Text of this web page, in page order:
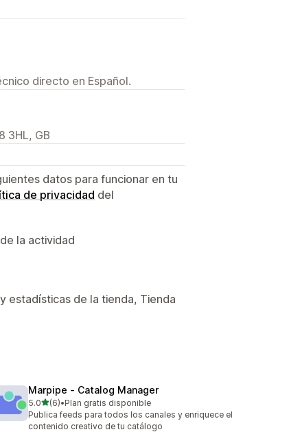
directo en Español.
3HL, GB
datos para funcionar en tu
de privacidad del
la actividad
estadísticas de la tienda, Tienda
Marpipe ‑ Catalog Manager
5.0de 5 estrellas
(6)
6 reseñas en total
•Plan gratis disponible
Publica feeds para todos los canales y enriquece el
contenido creativo de tu catálogo